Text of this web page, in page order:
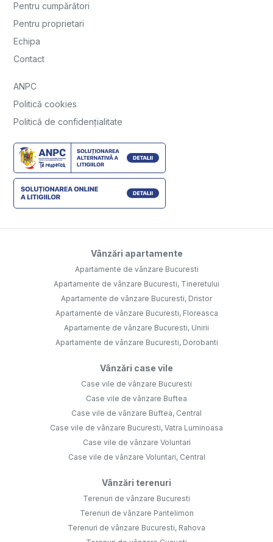
Pentru cumpărători
Pentru proprietari
Echipa
Contact
ANPC
Politică cookies
Politică de confidențialitate
Vânzări apartamente
Apartamente de vânzare Bucuresti
Apartamente de vânzare Bucuresti, Tineretului
Apartamente de vânzare Bucuresti, Dristor
Apartamente de vânzare Bucuresti, Floreasca
Apartamente de vânzare Bucuresti, Unirii
Apartamente de vânzare Bucuresti, Dorobanti
Vânzări case vile
Case vile de vânzare Bucuresti
Case vile de vânzare Buftea
Case vile de vânzare Buftea, Central
Case vile de vânzare Bucuresti, Vatra Luminoasa
Case vile de vânzare Voluntari
Case vile de vânzare Voluntari, Central
Vânzări terenuri
Terenuri de vânzare Bucuresti
Terenuri de vânzare Pantelimon
Terenuri de vânzare Bucuresti, Rahova